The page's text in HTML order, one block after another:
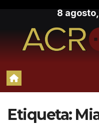
contenido
8
Etiqueta: